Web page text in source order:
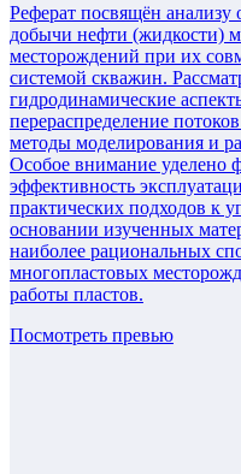
Реферат посвящён анализу
добычи нефти (жидкости)
месторождений при их
системой скважин.
гидродинамические
перераспределение
методы моделирования и
Особое внимание уделено
эффективность
практических подходов к
основании изученных
наиболее рациональных
многопластовых
работы пластов.
Посмотреть превью